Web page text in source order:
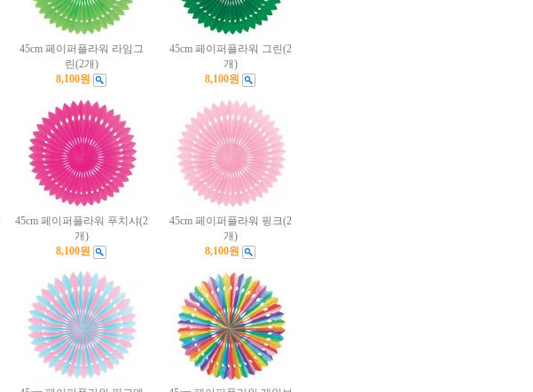
45cm 페이퍼플라워 라임그
린(2개)
8,100원
45cm 페이퍼플라워 그린(2
개)
8,100원
45cm 페이퍼플라워 푸치샤(2
개)
8,100원
45cm 페이퍼플라워 핑크(2
개)
8,100원